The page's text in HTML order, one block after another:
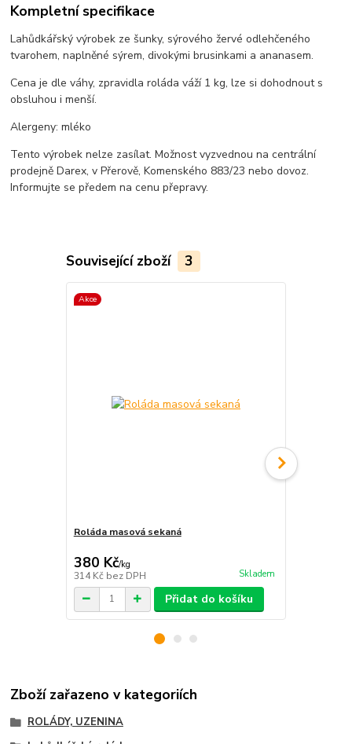
Kompletní specifikace
Lahůdkářský výrobek ze šunky, sýrového žervé odlehčeného
tvarohem, naplněné sýrem, divokými brusinkami a ananasem.
Cena je dle váhy, zpravidla roláda váží 1 kg, lze si dohodnout s
obsluhou i menší.
Alergeny: mléko
Tento výrobek nelze zasílat. Možnost vyzvednou na centrální
prodejně Darex, v Přerově, Komenského 883/23 nebo dovoz.
Informujte se předem na cenu přepravy.
Související zboží 3
Akce
Roláda masová sekaná
380 Kč/kg
314 Kč bez DPH Skladem
Přidat do košíku
Zboží zařazeno v kategoriích
ROLÁDY, UZENINA